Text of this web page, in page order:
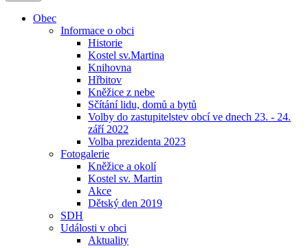
Obec
Informace o obci
Historie
Kostel sv.Martina
Knihovna
Hřbitov
Kněžice z nebe
Sčítání lidu, domů a bytů
Volby do zastupitelstev obcí ve dnech 23. - 24.
září 2022
Volba prezidenta 2023
Fotogalerie
Kněžice a okolí
Kostel sv. Martin
Akce
Dětský den 2019
SDH
Události v obci
Aktuality